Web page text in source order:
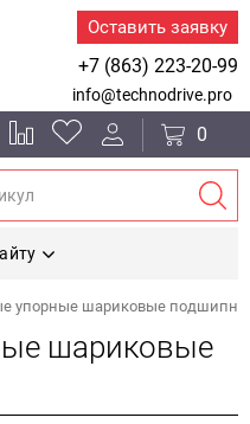
Оставить заявку
+7 (863) 223-20-99
info@technodrive.pro
0
упорные шариковые
шариковые